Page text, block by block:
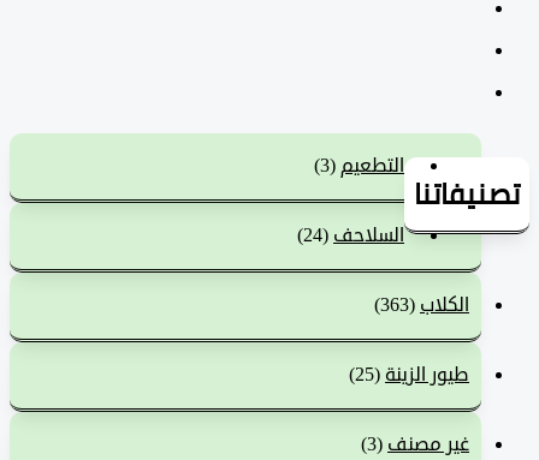
التطعيم(3)
السلاحف(24)
الكلاب(363)
طيور الزينة (25)
غير مصنف(3)